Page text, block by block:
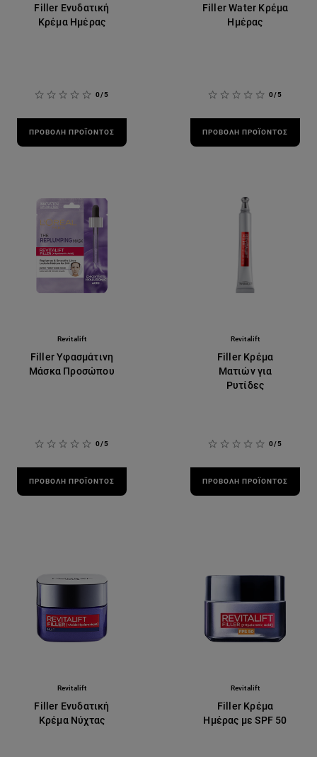
Filler Ενυδατική
Κρέμα Ημέρας
0/5
ΠΡΟΒΟΛΉ ΠΡΟΪΌΝΤΟΣ
Filler Water Κρέμα
Ημέρας
0/5
ΠΡΟΒΟΛΉ ΠΡΟΪΌΝΤΟΣ
Revitalift
Filler Υφασμάτινη
Μάσκα Προσώπου
0/5
ΠΡΟΒΟΛΉ ΠΡΟΪΌΝΤΟΣ
Revitalift
Filler Κρέμα
Ματιών για
Ρυτίδες
0/5
ΠΡΟΒΟΛΉ ΠΡΟΪΌΝΤΟΣ
Revitalift
Filler Ενυδατική
Κρέμα Νύχτας
Revitalift
Filler Κρέμα
Ημέρας με SPF 50